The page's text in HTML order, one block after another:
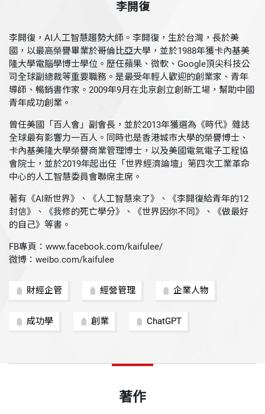
李開復
李開復，AI人工智慧趨勢大師。李開復，生於台灣，長於美
國，以最高榮譽畢業於哥倫比亞大學，並於1988年獲卡內基美
隆大學電腦學博士學位。歷任蘋果、微軟、Google頂尖科技公
司全球副總裁等重要職務。是最受年輕人歡迎的創業家、青年
導師、暢銷書作家。2009年9月在北京創立創新工場，幫助中國
青年成功創業。
曾任美國「百人會」副會長，並於2013年獲選為《時代》雜誌
全球最有影響力一百人。同時也是香港城市大學的榮譽博士、
卡內基美隆大學榮譽商業管理博士，以及美國電氣電子工程協
會院士，並於2019年起出任「世界經濟論壇」第四次工業革命
中心的人工智慧委員會聯席主席。
著有《AI新世界》、《人工智慧來了》、《李開復給青年的12
封信》、《我修的死亡學分》、《世界因你不同》、《做最好
的自己》等書。
FB專頁：www.facebook.com/kaifulee/
微博：weibo.com/kaifulee
財經企管 經營管理 企業人物
成功學 創業 ChatGPT
著作